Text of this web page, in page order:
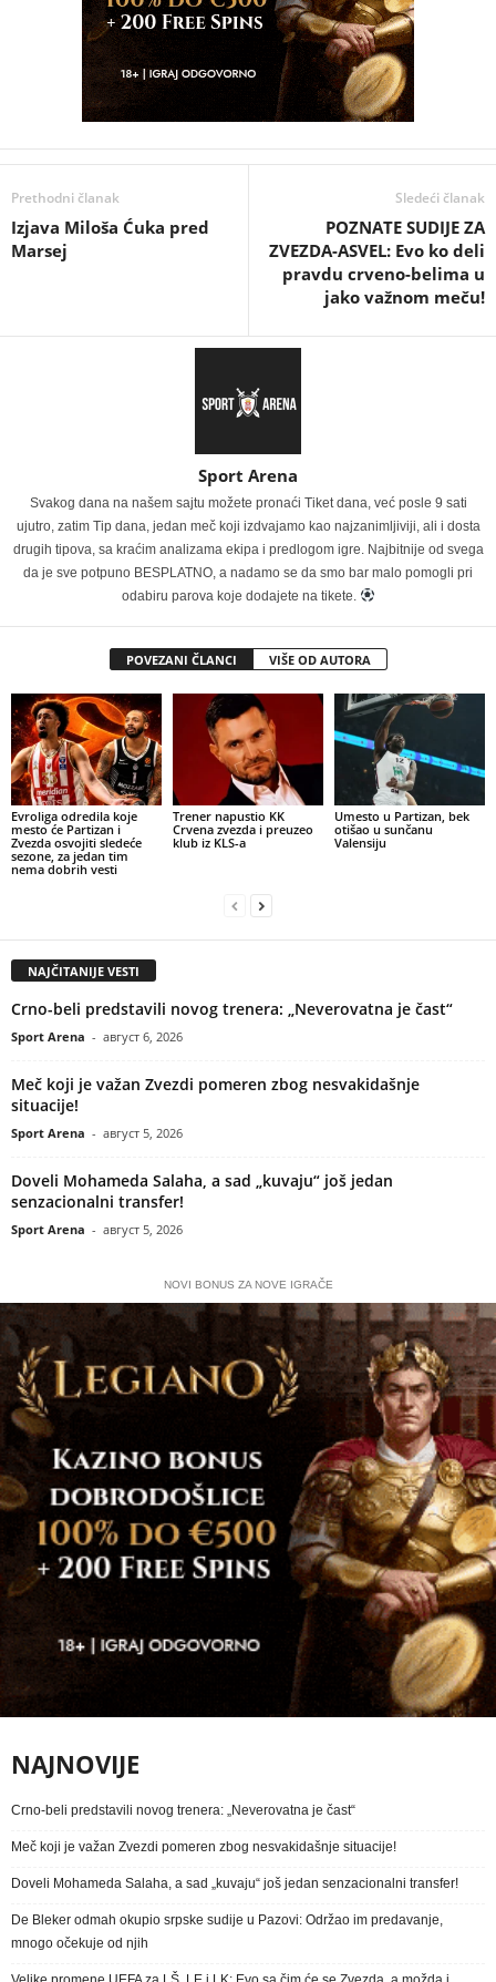
Prethodni članak
Izjava Miloša Ćuka pred
Marsej
Sledeći članak
POZNATE SUDIJE ZA
ZVEZDA-ASVEL: Evo ko deli
pravdu crveno-belima u
jako važnom meču!
Sport Arena
Svakog dana na našem sajtu možete pronaći Tiket dana, već posle 9 sati
ujutro, zatim Tip dana, jedan meč koji izdvajamo kao najzanimljiviji, ali i dosta
drugih tipova, sa kraćim analizama ekipa i predlogom igre. Najbitnije od svega
da je sve potpuno BESPLATNO, a nadamo se da smo bar malo pomogli pri
odabiru parova koje dodajete na tikete.
POVEZANI ČLANCI VIŠE OD AUTORA
Evroliga odredila koje
mesto će Partizan i
Zvezda osvojiti sledeće
sezone, za jedan tim
nema dobrih vesti
Trener napustio KK
Crvena zvezda i preuzeo
klub iz KLS-a
Umesto u Partizan, bek
otišao u sunčanu
Valensiju
NAJČITANIJE VESTI
Crno-beli predstavili novog trenera: „Neverovatna je čast“
Sport Arena - август 6, 2026
Meč koji je važan Zvezdi pomeren zbog nesvakidašnje
situacije!
Sport Arena - август 5, 2026
Doveli Mohameda Salaha, a sad „kuvaju“ još jedan
senzacionalni transfer!
Sport Arena - август 5, 2026
NOVI BONUS ZA NOVE IGRAČE
NAJNOVIJE
Crno-beli predstavili novog trenera: „Neverovatna je čast“
Meč koji je važan Zvezdi pomeren zbog nesvakidašnje situacije!
Doveli Mohameda Salaha, a sad „kuvaju“ još jedan senzacionalni transfer!
De Bleker odmah okupio srpske sudije u Pazovi: Održao im predavanje,
mnogo očekuje od njih